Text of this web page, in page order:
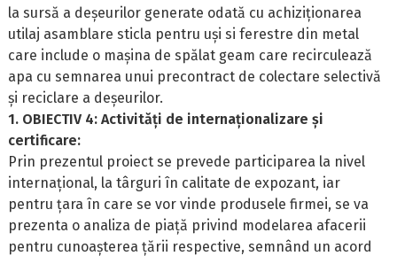
la sursă a deșeurilor generate odată cu achiziționarea
utilaj asamblare sticla pentru uși si ferestre din metal
care include o mașina de spălat geam care recirculează
apa cu semnarea unui precontract de colectare selectivă
și reciclare a deșeurilor.
1. OBIECTIV 4: Activități de internaționalizare și
certificare:
Prin prezentul proiect se prevede participarea la nivel
internațional, la târguri în calitate de expozant, iar
pentru țara în care se vor vinde produsele firmei, se va
prezenta o analiza de piață privind modelarea afacerii
pentru cunoașterea țării respective, semnând un acord